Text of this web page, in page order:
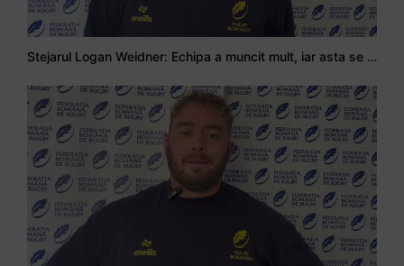
Stejarul Logan Weidner: Echipa a muncit mult, iar asta se va vedea în meciurile de la Nations Cup